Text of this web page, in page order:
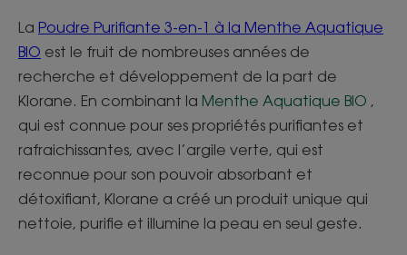
La Poudre Purifiante 3-en-1 à la Menthe Aquatique
BIO est le fruit de nombreuses années de
recherche et développement de la part de
Klorane. En combinant la Menthe Aquatique BIO ,
qui est connue pour ses propriétés purifiantes et
rafraichissantes, avec l’argile verte, qui est
reconnue pour son pouvoir absorbant et
détoxifiant, Klorane a créé un produit unique qui
nettoie, purifie et illumine la peau en seul geste.